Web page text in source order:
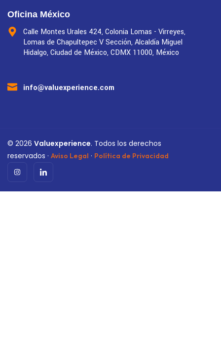
Oficina México
Calle Montes Urales 424, Colonia Lomas - Virreyes,
Lomas de Chapultepec V Sección, Alcaldía Miguel
Hidalgo, Ciudad de México, CDMX 11000, México
info@valuexperience.com
© 2026 Valuexperience. Todos los derechos
reservados · Aviso Legal · Política de Privacidad